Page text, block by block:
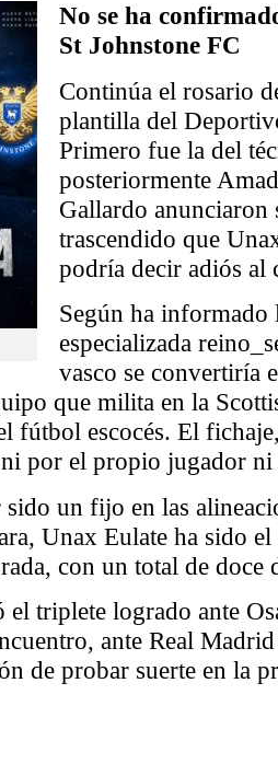
No se ha
St Johnstone FC
Continúa el rosario
plantilla del
Primero fue la del
posteriormente
Gallardo anunciaron
trascendido que
podría decir adiós
Según ha informado
especializada
vasco se convertiría
que milita en la
fútbol escocés. El
por el propio jugador ni
sido un fijo en las
Unax Eulate ha sido
con un total de doce
el triplete logrado ante
ante Real
de probar suerte en la